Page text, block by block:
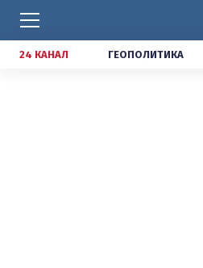
24 КАНАЛ ГЕОПОЛИТИКА